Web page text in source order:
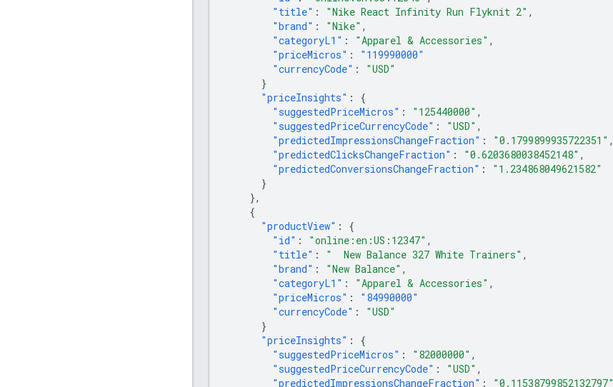
"title" : "Nike React Infinity Run Flyknit 2" ,
"brand" : "Nike" ,
"categoryL1" : "Apparel & Accessories" ,
"priceMicros" :
"119990000"
"currencyCode" :
"USD"
}
"priceInsights" :
{
"suggestedPriceMicros" : "125440000" ,
"suggestedPriceCurrencyCode" : "USD" ,
"predictedImpressionsChangeFraction" : "0.1799899935722351" ,
"predictedClicksChangeFraction" : "0.6203680038452148" ,
"predictedConversionsChangeFraction" :
"1.234868049621582"
}
},
{
"productView" :
{
"id" : "online:en:US:12347" ,
"title" : "  New Balance 327 White Trainers" ,
"brand" : "New Balance" ,
"categoryL1" : "Apparel & Accessories" ,
"priceMicros" :
"84990000"
"currencyCode" :
"USD"
}
"priceInsights" :
{
"suggestedPriceMicros" : "82000000" ,
"suggestedPriceCurrencyCode" : "USD" ,
"predictedImpressionsChangeFraction" : "0.11538799852132797"